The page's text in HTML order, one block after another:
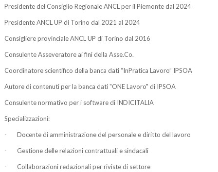
Presidente del Consiglio Regionale ANCL per il Piemonte dal 2024
Presidente ANCL UP di Torino dal 2021 al 2024
Consigliere provinciale ANCL UP di Torino dal 2016
Consulente Asseveratore ai fini della Asse.Co.
Coordinatore scientifico della banca dati “InPratica Lavoro” IPSOA
Autore di contenuti per la banca dati "ONE Lavoro" di IPSOA
Consulente normativo per i software di INDICITALIA
Specializzazioni:
- Docente di amministrazione del personale e diritto del lavoro
- Gestione delle relazioni contrattuali e sindacali
- Collaborazioni redazionali per riviste di settore